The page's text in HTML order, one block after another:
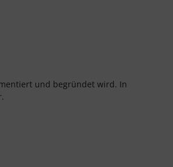
und begründet wird. In